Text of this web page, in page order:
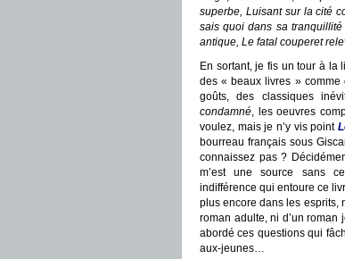
superbe, Luisant sur la cité
sais quoi dans sa
antique, Le fatal couperet
En sortant, je fis un tour à la
des « beaux livres » comme
goûts, des classiques
condamné, les oeuvres
voulez, mais je n’y vis point
bourreau français sous
connaissez pas ?
m’est une source sans
indifférence qui entoure ce
plus encore dans les esprits,
roman adulte, ni d’un roman
abordé ces questions qui
aux-jeunes…